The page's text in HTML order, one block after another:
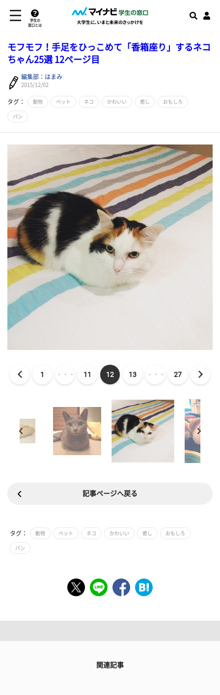
学生の
窓口とは
モフモフ！手足をひっこめて「香箱座り」するネコ
ちゃん25選 12ページ目
編集部：はまみ
2015/12/02
タグ： 動物 ペット ネコ かわいい 癒し おもしろ
パン
1 ・・・ 11 12 13 ・・・ 27
記事ページへ戻る
タグ： 動物 ペット ネコ かわいい 癒し おもしろ
パン
関連記事